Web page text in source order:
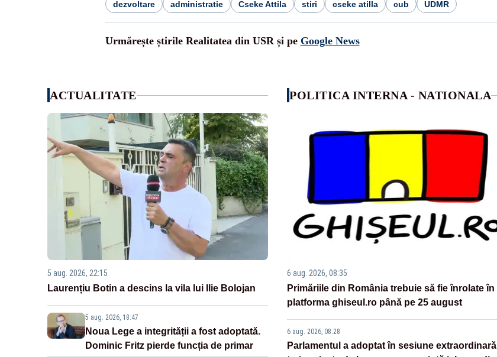
dezvoltare administratie Cseke Attila stiri cseke atilla cub UDMR
Urmărește știrile Realitatea din USR și pe Google News
ACTUALITATE
5 aug. 2026, 22:15
Laurențiu Botin a descins la vila lui Ilie Bolojan
5 aug. 2026, 18:47
Noua Lege a integrității a fost adoptată.
Dominic Fritz pierde funcția de primar
POLITICA INTERNA - NATIONALA
6 aug. 2026, 08:35
Primăriile din România trebuie să fie înrolate în
platforma ghiseul.ro până pe 25 august
6 aug. 2026, 08:28
Parlamentul a adoptat în sesiune extraordinară